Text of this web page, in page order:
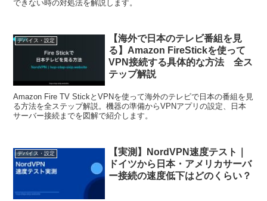
できない時の対処法を解説します。
デバイス・設定
【海外で日本のテレビ番組を見
る】Amazon FireStickを使って
VPN接続する具体的な方法 全ス
テップ解説
Amazon Fire TV StickとVPNを使って海外のテレビで日本の番組を見
る方法を全ステップ解説。機器の準備からVPNアプリの設定、日本
サーバー接続までを図解で紹介します。
デバイス・設定
【実測】NordVPN速度テスト｜
ドイツから日本・アメリカサーバ
ー接続の速度低下はどのくらい？